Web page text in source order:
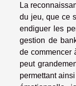
La
du jeu, que ce
endiguer les
gestion de
de commencer
peut
permettant